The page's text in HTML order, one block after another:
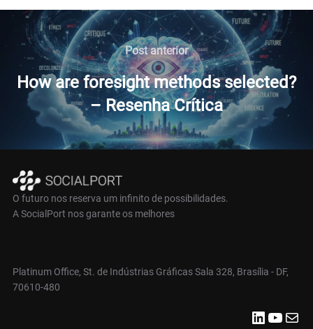
Navegação
de
Post
Post
anterior
Post anterior
How are foresight methods selected?
– Resenha Crítica
O futuro nos reserva um infinito de possibilidades.
A SocialPort nos garante os melhores
Platinum Office, St. de Indústrias Gráficas Sala 328, Brasília - DF,
70610-480
LinkedIn Youtube E-mail